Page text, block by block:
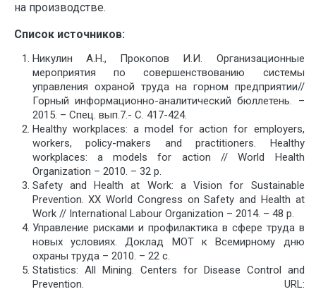
на производстве.
Список источников:
Никулин А.Н., Прокопов И.И. Организационные
мероприятия по совершенствованию системы
управления охраной труда на горном предприятии//
Горный информационно-аналитический бюллетень. –
2015. – Спец. вып.7.- С. 417-424.
Healthy workplaces: a model for action for employers,
workers, policy-makers and practitioners. Healthy
workplaces: a models for action // World Health
Organization – 2010. – 32 p.
Safety and Health at Work: a Vision for Sustainable
Prevention. XX World Congress on Safety and Health at
Work // International Labour Organization – 2014. – 48 p.
Управление рисками и профилактика в сфере труда в
новых условиях. Доклад МОТ к Всемирному дню
охраны труда – 2010. – 22 с.
Statistics: All Mining. Centers for Disease Control and
Prevention. URL: